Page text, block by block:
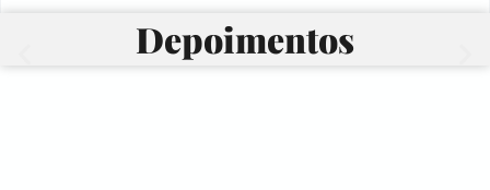
Depoimentos